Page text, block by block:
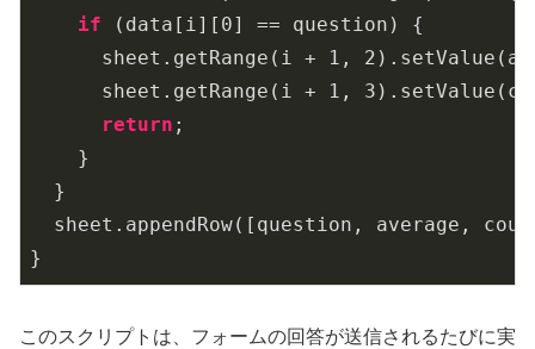
if (data[i][ 0] == question) {
      sheet.getRange(i +
1 , 2
      sheet.getRange(i +
1 , 3
return ;
    }
  }
sheet.appendRow([question, average,
}
このスクリプトは、フォームの回答が送信されるたびに実